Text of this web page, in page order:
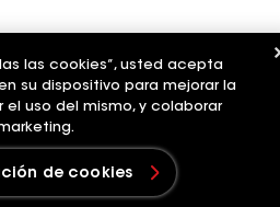
de conducta para proveedores
de privacidad
las cookies”, usted acepta
su dispositivo para mejorar la
uso del mismo, y colaborar
de cookies